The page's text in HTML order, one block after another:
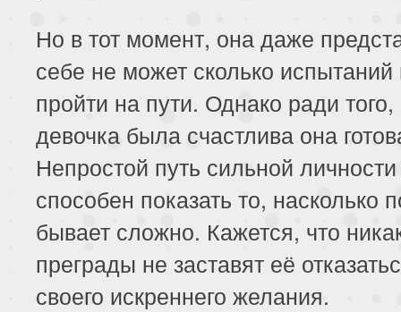
Но в тот момент, она даже
себе не может сколько испытаний
пройти на пути. Однако ради
девочка была счастлива она
Непростой путь сильной личности
способен показать то, насколько
бывает сложно. Кажется, что
преграды не заставят её
своего искреннего желания.